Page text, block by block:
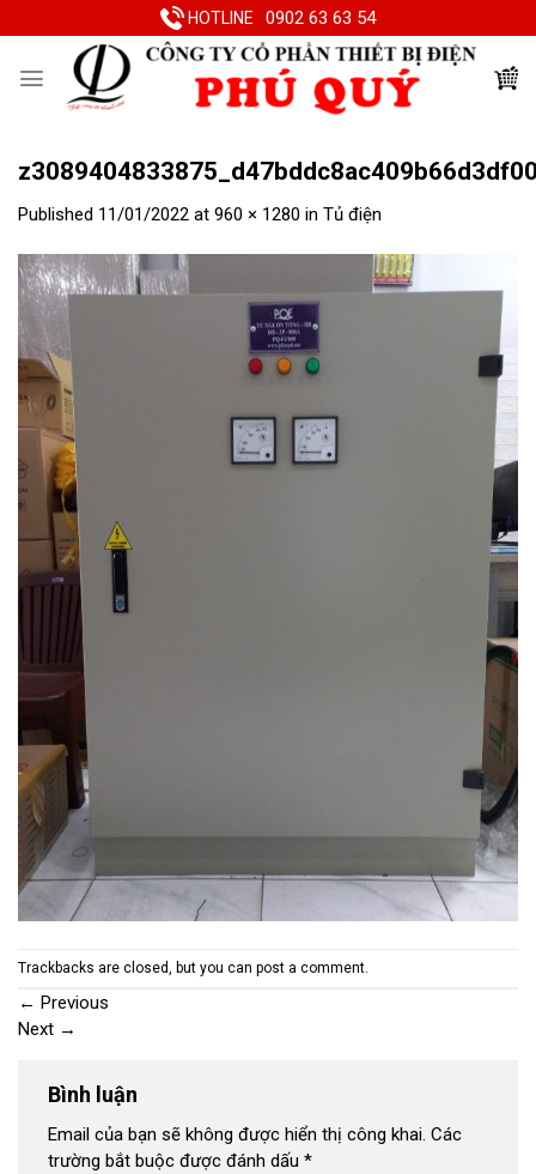
to
HOTLINE 0902 63 63 54
Published 11/01/2022 at 960 × 1280 in Tủ điện
Trackbacks are closed, but you can post a comment.
← Previous
Next →
Bình luận
Email của bạn sẽ không được hiển thị công khai. Các
trường bắt buộc được đánh dấu *